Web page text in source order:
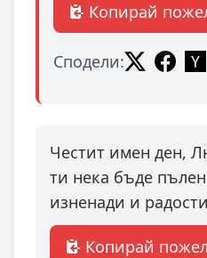
Копирай
Сподели:
Честит имен ден,
ти нека бъде
изненади и
Копирай